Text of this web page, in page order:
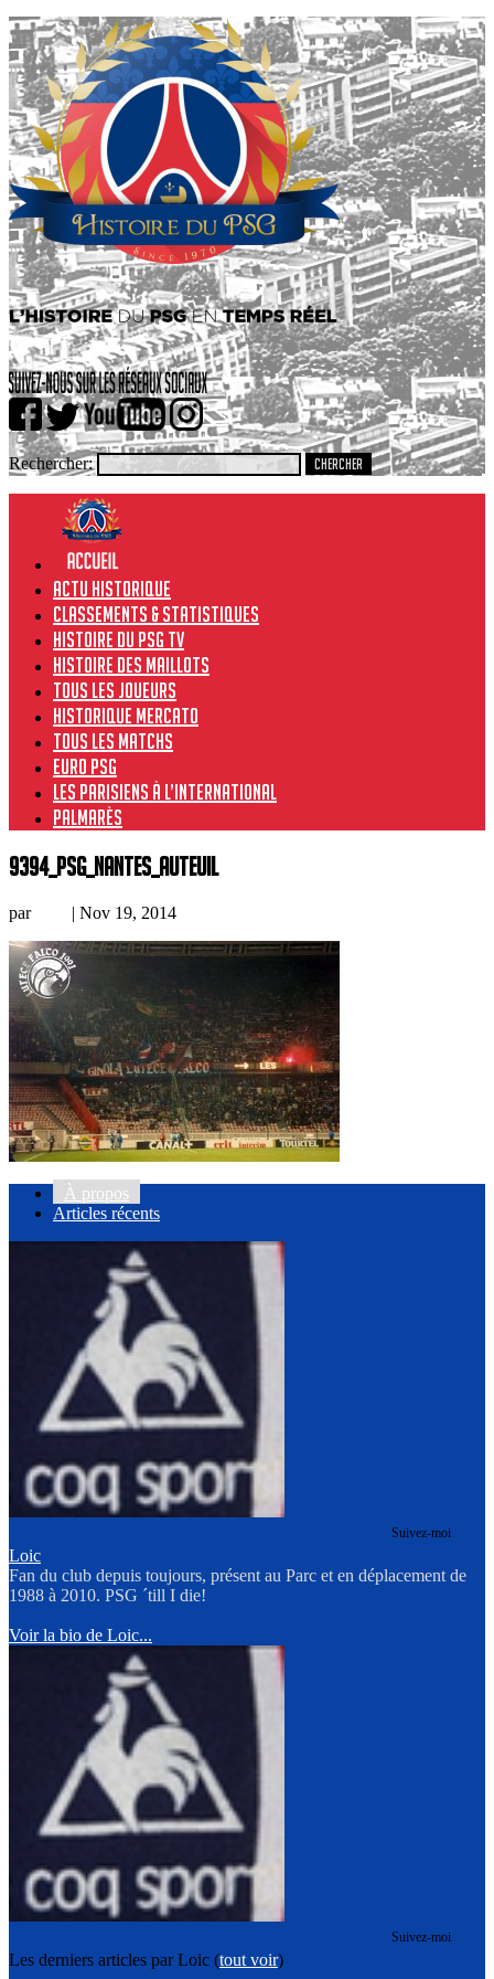
Rechercher:
Actu historique
Classements & Statistiques
Histoire du PSG TV
Histoire des maillots
Tous les joueurs
Historique Mercato
Tous les matchs
Euro PSG
Les Parisiens à l’international
Palmarès
9394_PSG_Nantes_Auteuil
par | Nov 19, 2014
À propos
Articles récents
Suivez-moi
Loic
Fan du club depuis toujours, présent au Parc et en déplacement de
1988 à 2010. PSG ´till I die!
Voir la bio de Loic...
Suivez-moi
Les derniers articles par Loic (tout voir)